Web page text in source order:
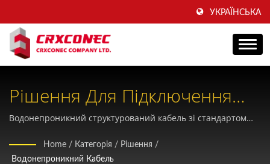
УКРАЇНСЬКА
Рішення Для Підключення
Зовнішнього Промислового
Ethernet
Водонепроникний структурований кабель зі стандартом
де вологостійкість та надійність є критично важливими
Home / Категорія / Рішення /
Водонепроникний Кабель